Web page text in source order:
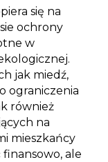
się na
ochrony
w
jak miedź,
ograniczenia
również
na
mieszkańcy
ale